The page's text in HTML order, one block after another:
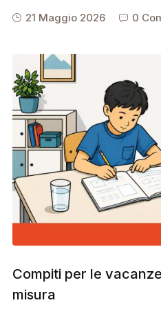
21 Maggio 2026 0
Compiti per le
misura